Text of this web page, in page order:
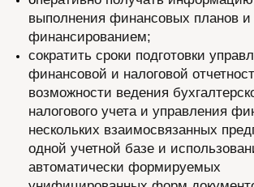
выполнения финансовых планов и
финансированием;
сократить сроки подготовки
финансовой и налоговой
возможности ведения
налогового учета и управления
нескольких взаимосвязанных
одной учетной базе и
автоматически формируемых